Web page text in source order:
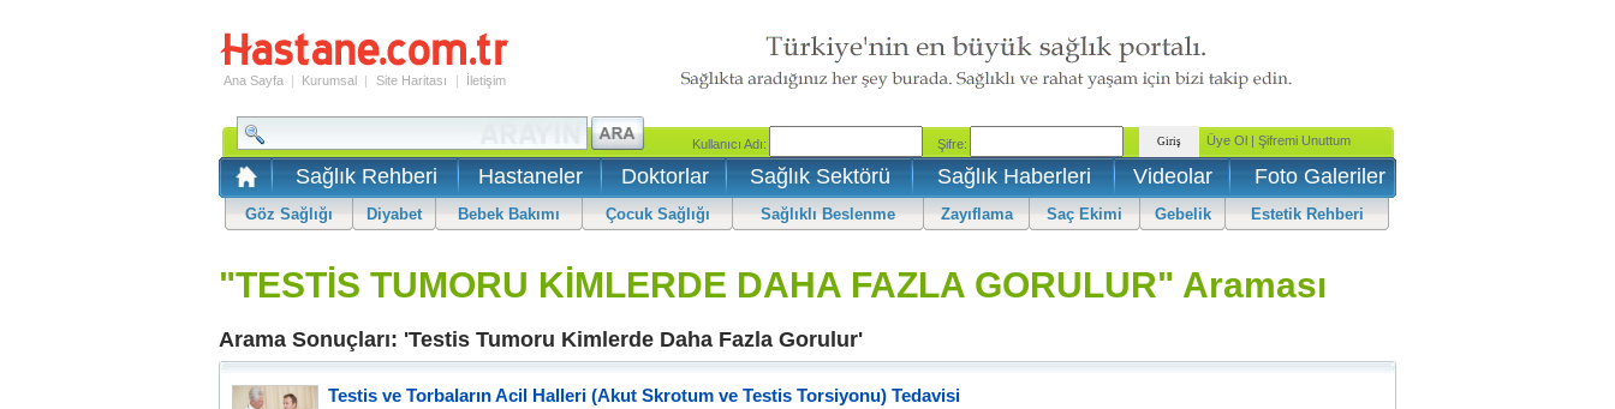
Ana Sayfa | Kurumsal | Site Haritası | İletişim
Sağlık Rehberi Hastaneler Doktorlar Sağlık Sektörü Sağlık Haberleri Videolar Foto Galeriler
Göz Sağlığı Diyabet Bebek Bakımı Çocuk Sağlığı Sağlıklı Beslenme Zayıflama Saç Ekimi Gebelik Estetik Rehberi
"TESTİS TUMORU KİMLERDE DAHA FAZLA GORULUR" Araması
Arama Sonuçları: 'Testis Tumoru Kimlerde Daha Fazla Gorulur'
Testis ve Torbaların Acil Halleri (Akut Skrotum ve Testis Torsiyonu) Tedavisi